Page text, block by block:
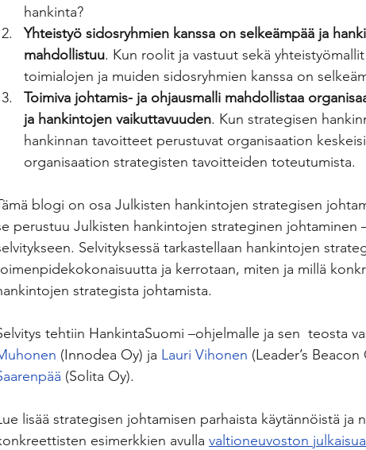
hankinta?
Yhteistyö sidosryhmien kanssa on selkeämpää ja
mahdollistuu. Kun roolit ja vastuut sekä
toimialojen ja muiden sidosryhmien kanssa on
Toimiva johtamis- ja ohjausmalli mahdollistaa
ja hankintojen vaikuttavuuden. Kun strategisen
hankinnan tavoitteet perustuvat organisaation
organisaation strategisten tavoitteiden toteutumista.
blogi on osa Julkisten hankintojen strategisen
perustuu Julkisten hankintojen strateginen johtaminen
Selvityksessä tarkastellaan hankintojen
ja kerrotaan, miten ja millä
strategista johtamista.
tehtiin HankintaSuomi –ohjelmalle ja sen  teosta
(Innodea Oy) ja Lauri Vihonen (Leader’s
(Solita Oy).
lisää strategisen johtamisen parhaista käytännöistä ja
esimerkkien avulla valtioneuvoston